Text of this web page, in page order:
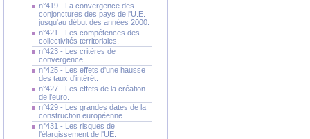
n°419 - La convergence des
conjonctures des pays de l'U.E.
jusqu'au début des années 2000.
n°421 - Les compétences des
collectivités territoriales.
n°423 - Les critères de
convergence.
n°425 - Les effets d'une hausse
des taux d'intérêt.
n°427 - Les effets de la création
de l'euro.
n°429 - Les grandes dates de la
construction européenne.
n°431 - Les risques de
l'élargissement de l'UE.